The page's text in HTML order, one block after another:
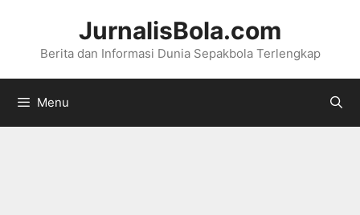
JurnalisBola.com
Berita dan Informasi Dunia Sepakbola Terlengkap
Menu